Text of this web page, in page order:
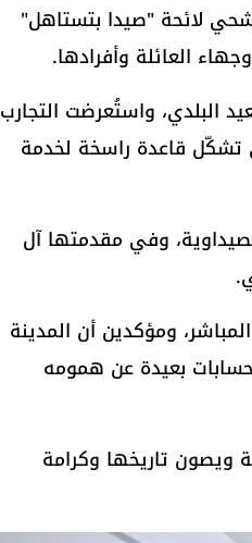
لائحة "صيدا بتستاهل"
العائلة وأفرادها.
البلدي، واستُعرضت التجارب
تشكّل قاعدة راسخة لخدمة
وفي مقدمتها آل
ومؤكدين أن المدينة
حسابات بعيدة عن همومه
ويصون تاريخها وكرامة